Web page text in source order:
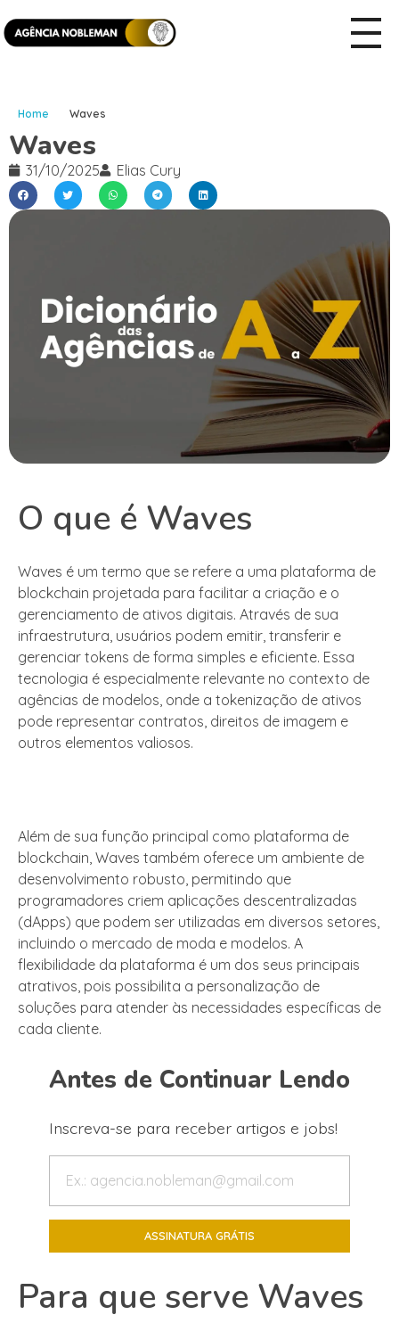
Home Waves
Waves
31/10/2025 Elias Cury
O que é Waves
Waves é um termo que se refere a uma plataforma de
blockchain projetada para facilitar a criação e o
gerenciamento de ativos digitais. Através de sua
infraestrutura, usuários podem emitir, transferir e
gerenciar tokens de forma simples e eficiente. Essa
tecnologia é especialmente relevante no contexto de
agências de modelos, onde a tokenização de ativos
pode representar contratos, direitos de imagem e
outros elementos valiosos.
Além de sua função principal como plataforma de
blockchain, Waves também oferece um ambiente de
desenvolvimento robusto, permitindo que
programadores criem aplicações descentralizadas
(dApps) que podem ser utilizadas em diversos setores,
incluindo o mercado de moda e modelos. A
flexibilidade da plataforma é um dos seus principais
atrativos, pois possibilita a personalização de
soluções para atender às necessidades específicas de
cada cliente.
Antes de Continuar Lendo
Inscreva-se para receber artigos e jobs!
Para que serve Waves